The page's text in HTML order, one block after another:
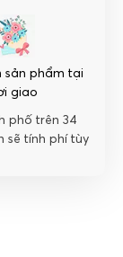
sản phẩm tại
giao
phố trên 34
sẽ tính phí tùy